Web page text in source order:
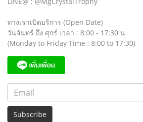
ทางเราเปิดบริการ (Open Date)
วันจันทร์ ถึง ศุกร์ เวลา : 8:00 - 17:30 น
(Monday to Friday Time : 8:00 to 17:30)
Subscribe